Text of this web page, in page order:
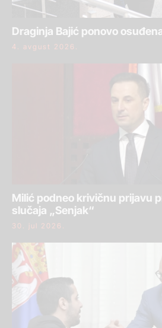
Draginja Bajić ponovo
4. avgust 2026.
Milić podneo krivičnu prijavu
slučaja „Senjak“
30. jul 2026.